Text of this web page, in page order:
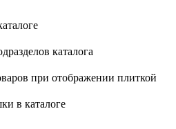
каталога
при отображении плиткой
в каталоге